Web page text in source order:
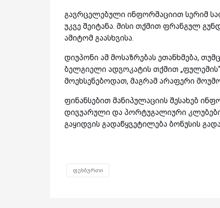
გავრცელებული ინფორმაციით სერიმ
უკვე შეიტანა. მისი თქმით ფრანგულ
ამიტომ გაასხვისა.
დიუპონი ამ მოსაზრებას ეთანხმება,
ბელგიელი ადვოკატის თქმით
მოეხსენებოდათ, მაგრამ არაფერი
ფინანსებით მანიპულაციის შესახებ
დივუარული და პორტუგალიური კლუბები
გაყიდვის გადაწყვეტილება ბონუსის
ფეხბურთი